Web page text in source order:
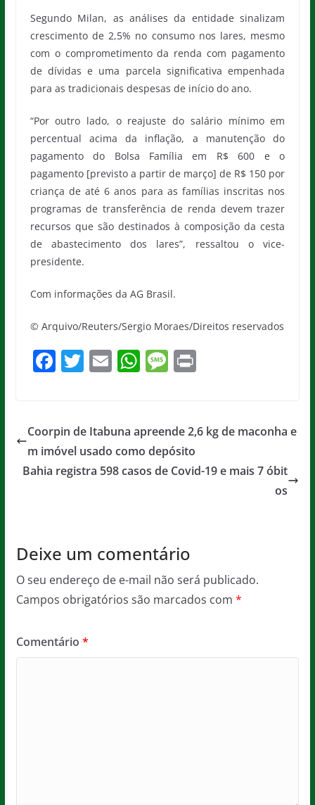
Segundo Milan, as análises da entidade sinalizam
crescimento de 2,5% no consumo nos lares, mesmo
com o comprometimento da renda com pagamento
de dívidas e uma parcela significativa empenhada
para as tradicionais despesas de início do ano.
“Por outro lado, o reajuste do salário mínimo em
percentual acima da inflação, a manutenção do
pagamento do Bolsa Família em R$ 600 e o
pagamento [previsto a partir de março] de R$ 150 por
criança de até 6 anos para as famílias inscritas nos
programas de transferência de renda devem trazer
recursos que são destinados à composição da cesta
de abastecimento dos lares”, ressaltou o vice-
presidente.
Com informações da AG Brasil.
© Arquivo/Reuters/Sergio Moraes/Direitos reservados
F
e
b
o
T
er
E
l
W
s
A
p
M
a
g
e
Pr
Coorpin de Itabuna apreende 2,6 kg de maconha e
m imóvel usado como depósito
Bahia registra 598 casos de Covid-19 e mais 7 óbit
os
Deixe um comentário
O seu endereço de e-mail não será publicado.
Campos obrigatórios são marcados com *
Comentário *